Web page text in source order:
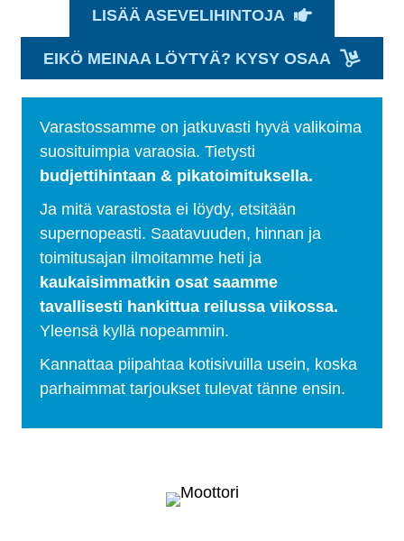
Varastossamme on jatkuvasti hyvä valikoima
suosituimpia varaosia. Tietysti
budjettihintaan & pikatoimituksella.
Ja mitä varastosta ei löydy, etsitään
supernopeasti. Saatavuuden, hinnan ja
toimitusajan ilmoitamme heti ja
kaukaisimmatkin osat saamme
tavallisesti hankittua reilussa viikossa.
Yleensä kyllä nopeammin.
Kannattaa piipahtaa kotisivuilla usein, koska
parhaimmat tarjoukset tulevat tänne ensin.
LISÄÄ ASEVELIHINTOJA
EIKÖ MEINAA LÖYTYÄ? KYSY OSAA